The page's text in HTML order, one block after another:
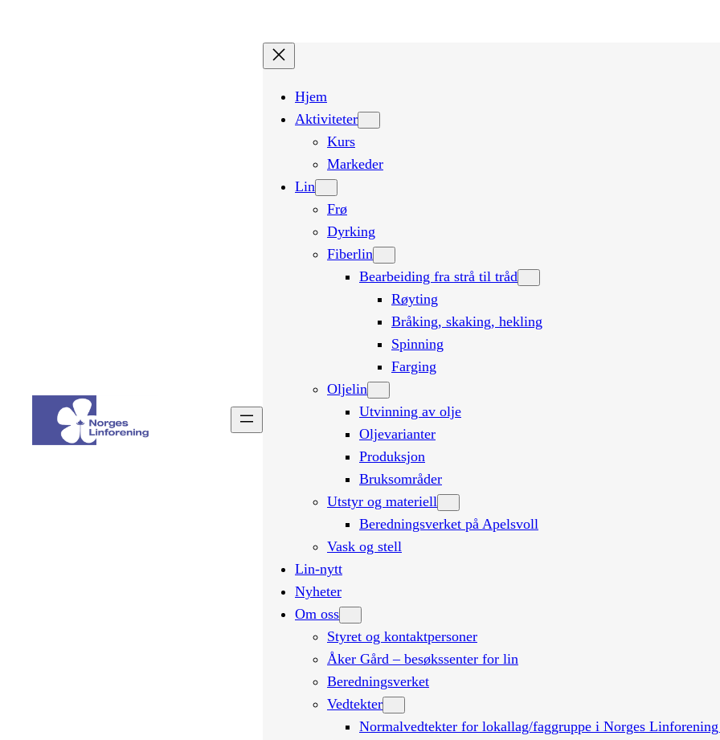
Hjem
Aktiviteter
Kurs
Markeder
Lin
Frø
Dyrking
Fiberlin
Bearbeiding fra strå til tråd
Røyting
Bråking, skaking, hekling
Spinning
Farging
Oljelin
Utvinning av olje
Oljevarianter
Produksjon
Bruksområder
Utstyr og materiell
Beredningsverket på Apelsvoll
Vask og stell
Lin-nytt
Nyheter
Om oss
Styret og kontaktpersoner
Åker Gård – besøkssenter for lin
Beredningsverket
Vedtekter
Normalvedtekter for lokallag/faggruppe i Norges